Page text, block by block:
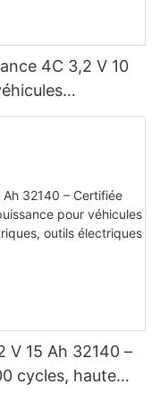
4C 3,2 V 10
V 15 Ah 32140 –
cycles, haute